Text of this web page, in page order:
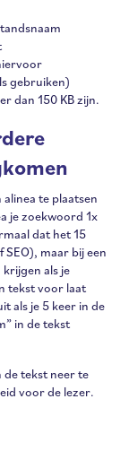
gebruiken)
dan 150 KB zijn.
te plaatsen
je zoekwoord 1x
dat het 15
maar bij een
als je
tekst voor laat
als je 5 keer in de
in de tekst
de tekst neer te
voor de lezer.